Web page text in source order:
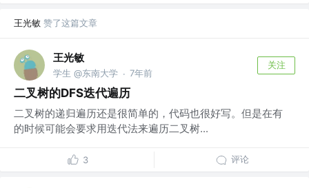
王光敏 赞了这篇文章
王光敏
学生 @东南大学 · 7年前
关注
二叉树的DFS迭代遍历
二叉树的递归遍历还是很简单的，代码也很好写。但是在有
的时候可能会要求用迭代法来遍历二叉树...
3 评论